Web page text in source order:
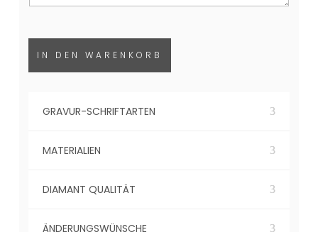
IN DEN WARENKORB
GRAVUR-SCHRIFTARTEN
MATERIALIEN
DIAMANT QUALITÄT
ÄNDERUNGSWÜNSCHE